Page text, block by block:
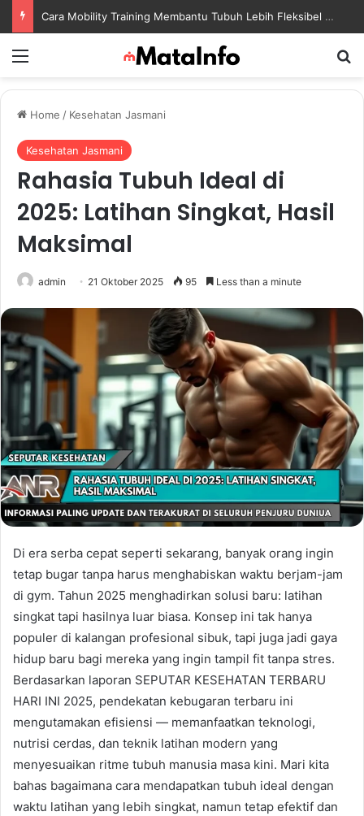
Cara Mobility Training Membantu Tubuh Lebih Fleksibel dan Siap Menghadapi Aktivitas Sehari-Hari
Home / Kesehatan Jasmani
Kesehatan Jasmani
Rahasia Tubuh Ideal di
2025: Latihan Singkat, Hasil
Maksimal
admin 21 Oktober 2025 95 Less than a minute
Di era serba cepat seperti sekarang, banyak orang ingin
tetap bugar tanpa harus menghabiskan waktu berjam-jam
di gym. Tahun 2025 menghadirkan solusi baru: latihan
singkat tapi hasilnya luar biasa. Konsep ini tak hanya
populer di kalangan profesional sibuk, tapi juga jadi gaya
hidup baru bagi mereka yang ingin tampil fit tanpa stres.
Berdasarkan laporan SEPUTAR KESEHATAN TERBARU
HARI INI 2025, pendekatan kebugaran terbaru ini
mengutamakan efisiensi — memanfaatkan teknologi,
nutrisi cerdas, dan teknik latihan modern yang
menyesuaikan ritme tubuh manusia masa kini. Mari kita
bahas bagaimana cara mendapatkan tubuh ideal dengan
waktu latihan yang lebih singkat, namun tetap efektif dan